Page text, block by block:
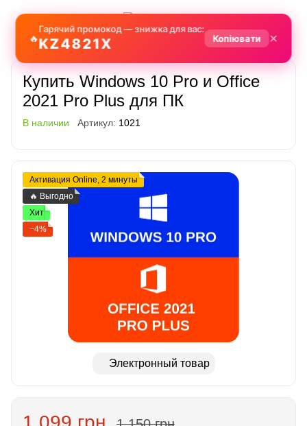
Купить Windows 10 Pro и Office
2021 Pro Plus для ПК
В наличии Артикул: 1021
Активация Online, 2 минуты
🔥 Выгодно
Хит
−4%
Электронный товар
🔥
Гарячий промокод — знижка для вас:
KZ4821X Копіювати ✕